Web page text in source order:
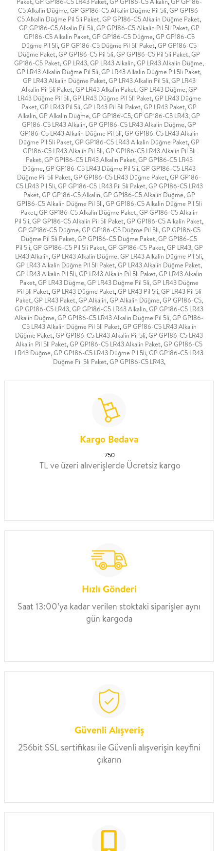
C5 Alkalin Düğme,GP GP186-C5 Alkalin Düğme Pil 5li,GP GP186-
C5 Alkalin Düğme Pil 5li Paket,GP GP186-C5 Alkalin Düğme Paket,
GP GP186-C5 Alkalin Pil 5li,GP GP186-C5 Alkalin Pil 5li Paket,GP
GP186-C5 Alkalin Paket,GP GP186-C5 Düğme,GP GP186-C5
Düğme Pil 5li,GP GP186-C5 Düğme Pil 5li Paket,GP GP186-C5
Düğme Paket,GP GP186-C5 Pil 5li,GP GP186-C5 Pil 5li Paket,GP
GP186-C5 Paket,GP LR43,GP LR43 Alkalin,GP LR43 Alkalin Düğme,
GP LR43 Alkalin Düğme Pil 5li,GP LR43 Alkalin Düğme Pil 5li Paket,
GP LR43 Alkalin Düğme Paket,GP LR43 Alkalin Pil 5li,GP LR43
Alkalin Pil 5li Paket,GP LR43 Alkalin Paket,GP LR43 Düğme,GP
LR43 Düğme Pil 5li,GP LR43 Düğme Pil 5li Paket,GP LR43 Düğme
Paket,GP LR43 Pil 5li,GP LR43 Pil 5li Paket,GP LR43 Paket,GP
Alkalin,GP Alkalin Düğme,GP GP186-C5,GP GP186-C5 LR43,GP
GP186-C5 LR43 Alkalin,GP GP186-C5 LR43 Alkalin Düğme,GP
GP186-C5 LR43 Alkalin Düğme Pil 5li,GP GP186-C5 LR43 Alkalin
Düğme Pil 5li Paket,GP GP186-C5 LR43 Alkalin Düğme Paket,GP
GP186-C5 LR43 Alkalin Pil 5li,GP GP186-C5 LR43 Alkalin Pil 5li
Paket,GP GP186-C5 LR43 Alkalin Paket,GP GP186-C5 LR43
Düğme,GP GP186-C5 LR43 Düğme Pil 5li,GP GP186-C5 LR43
Düğme Pil 5li Paket,GP GP186-C5 LR43 Düğme Paket,GP GP186-
C5 LR43 Pil 5li,GP GP186-C5 LR43 Pil 5li Paket,GP GP186-C5 LR43
Paket,GP GP186-C5 Alkalin,GP GP186-C5 Alkalin Düğme,GP
GP186-C5 Alkalin Düğme Pil 5li,GP GP186-C5 Alkalin Düğme Pil 5li
Paket,GP GP186-C5 Alkalin Düğme Paket,GP GP186-C5 Alkalin
Pil 5li,GP GP186-C5 Alkalin Pil 5li Paket,GP GP186-C5 Alkalin Paket,
GP GP186-C5 Düğme,GP GP186-C5 Düğme Pil 5li,GP GP186-C5
Düğme Pil 5li Paket,GP GP186-C5 Düğme Paket,GP GP186-C5
Pil 5li,GP GP186-C5 Pil 5li Paket,GP GP186-C5 Paket,GP LR43,GP
LR43 Alkalin,GP LR43 Alkalin Düğme,GP LR43 Alkalin Düğme Pil 5li,
GP LR43 Alkalin Düğme Pil 5li Paket,GP LR43 Alkalin Düğme Paket,
GP LR43 Alkalin Pil 5li,GP LR43 Alkalin Pil 5li Paket,GP LR43 Alkalin
Paket,GP LR43 Düğme,GP LR43 Düğme Pil 5li,GP LR43 Düğme
Pil 5li Paket,GP LR43 Düğme Paket,GP LR43 Pil 5li,GP LR43 Pil 5li
Paket,GP LR43 Paket,GP Alkalin,GP Alkalin Düğme,GP GP186-C5,
GP GP186-C5 LR43,GP GP186-C5 LR43 Alkalin,GP GP186-C5 LR43
Alkalin Düğme,GP GP186-C5 LR43 Alkalin Düğme Pil 5li,GP GP186-
C5 LR43 Alkalin Düğme Pil 5li Paket,GP GP186-C5 LR43 Alkalin
Düğme Paket,GP GP186-C5 LR43 Alkalin Pil 5li,GP GP186-C5 LR43
Alkalin Pil 5li Paket,GP GP186-C5 LR43 Alkalin Paket,GP GP186-C5
LR43 Düğme,GP GP186-C5 LR43 Düğme Pil 5li,GP GP186-C5 LR43
Düğme Pil 5li Paket,GP GP186-C5 LR43,
Kargo Bedava
750
TL ve üzeri alıverişlerde Ücretsiz kargo
Hızlı Gönderi
Saat 13:00’ya kadar verilen stoktaki siparişler aynı
gün kargoda
Güvenli Alışveriş
256bit SSL sertifikası ile Güvenli alışverişin keyfini
çıkarın